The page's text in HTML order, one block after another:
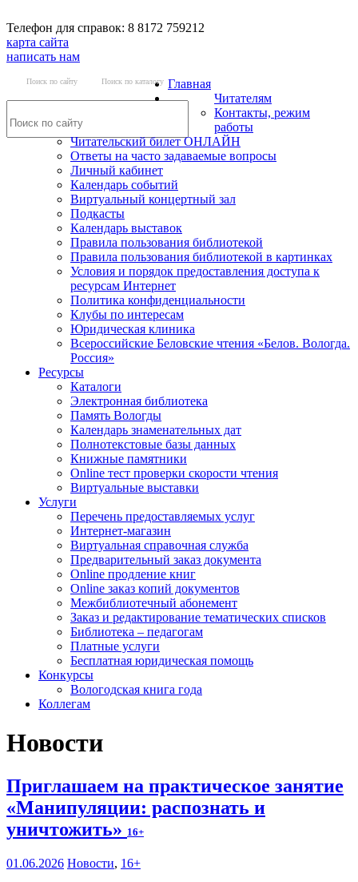
Телефон для справок: 8 8172 759212
карта сайта
написать нам
Поиск по сайту Поиск по каталогу Главная
Читателям
Контакты, режим
работы
Читательский билет ОНЛАЙН
Ответы на часто задаваемые вопросы
Личный кабинет
Календарь событий
Виртуальный концертный зал
Подкасты
Календарь выставок
Правила пользования библиотекой
Правила пользования библиотекой в картинках
Условия и порядок предоставления доступа к
ресурсам Интернет
Политика конфиденциальности
Клубы по интересам
Юридическая клиника
Всероссийские Беловские чтения «Белов. Вологда.
Россия»
Ресурсы
Каталоги
Электронная библиотека
Память Вологды
Календарь знаменательных дат
Полнотекстовые базы данных
Книжные памятники
Online тест проверки скорости чтения
Виртуальные выставки
Услуги
Перечень предоставляемых услуг
Интернет-магазин
Виртуальная справочная служба
Предварительный заказ документа
Online продление книг
Online заказ копий документов
Межбиблиотечный абонемент
Заказ и редактирование тематических списков
Библиотека – педагогам
Платные услуги
Бесплатная юридическая помощь
Конкурсы
Вологодская книга года
Коллегам
Новости
Приглашаем на практическое занятие
«Манипуляции: распознать и
уничтожить» 16+
01.06.2026 Новости, 16+